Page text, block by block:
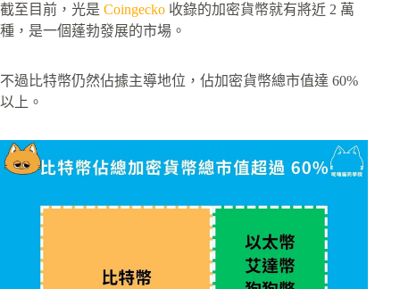
截至目前，光是 Coingecko 收錄的加密貨幣就有將近 2 萬
種，是一個蓬勃發展的市場。
不過比特幣仍然佔據主導地位，佔加密貨幣總市值達 60%
以上。